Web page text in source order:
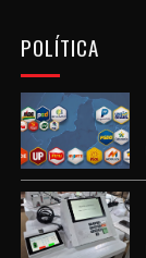
POLÍTICA